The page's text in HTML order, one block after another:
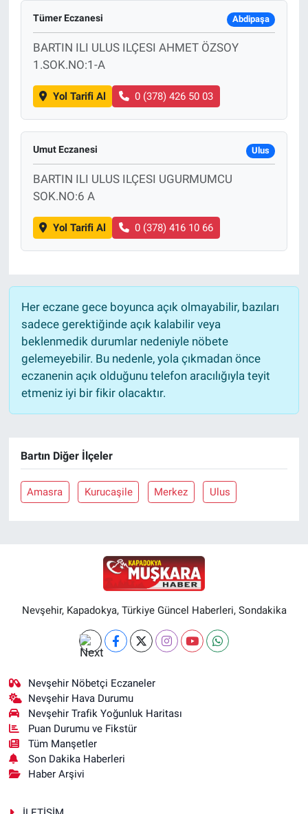
Tümer Eczanesi Abdipaşa
BARTIN ILI ULUS ILÇESI AHMET ÖZSOY
1.SOK.NO:1-A
Yol Tarifi Al 0 (378) 426 50 03
Umut Eczanesi Ulus
BARTIN ILI ULUS ILÇESI UGURMUMCU
SOK.NO:6 A
Yol Tarifi Al 0 (378) 416 10 66
Her eczane gece boyunca açık olmayabilir, bazıları
sadece gerektiğinde açık kalabilir veya
beklenmedik durumlar nedeniyle nöbete
gelemeyebilir. Bu nedenle, yola çıkmadan önce
eczanenin açık olduğunu telefon aracılığıyla teyit
etmeniz iyi bir fikir olacaktır.
Bartın Diğer İlçeler
Amasra Kurucaşile Merkez Ulus
Nevşehir, Kapadokya, Türkiye Güncel Haberleri, Sondakika
Nevşehir Nöbetçi Eczaneler
Nevşehir Hava Durumu
Nevşehir Trafik Yoğunluk Haritası
Puan Durumu ve Fikstür
Tüm Manşetler
Son Dakika Haberleri
Haber Arşivi